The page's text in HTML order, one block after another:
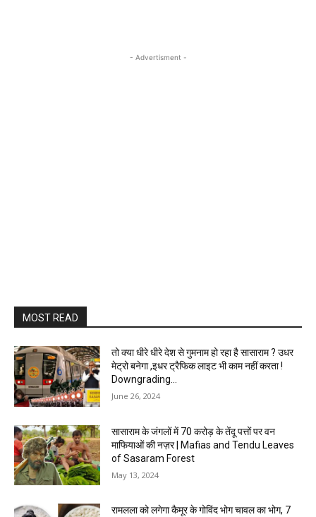
- Advertisment -
MOST READ
तो क्या धीरे धीरे देश से गुमनाम हो रहा है सासाराम ? उधर
मेट्रो बनेगा ,इधर ट्रैफिक लाइट भी काम नहीं करता !
Downgrading...
June 26, 2024
सासाराम के जंगलों में 70 करोड़ के तेंदू पत्तों पर वन
माफियाओं की नज़र | Mafias and Tendu Leaves
of Sasaram Forest
May 13, 2024
रामलला को लगेगा कैमूर के गोविंद भोग चावल का भोग, 7